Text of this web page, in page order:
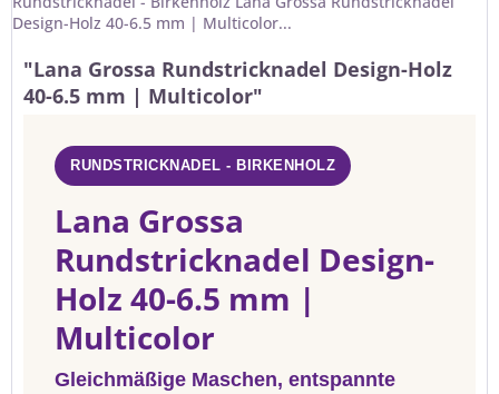
Design-Holz 40-6.5 mm | Multicolor...
"Lana Grossa Rundstricknadel Design-Holz
40-6.5 mm | Multicolor"
RUNDSTRICKNADEL - BIRKENHOLZ
Lana Grossa
Rundstricknadel Design-
Holz 40-6.5 mm |
Multicolor
Gleichmäßige Maschen, entspannte